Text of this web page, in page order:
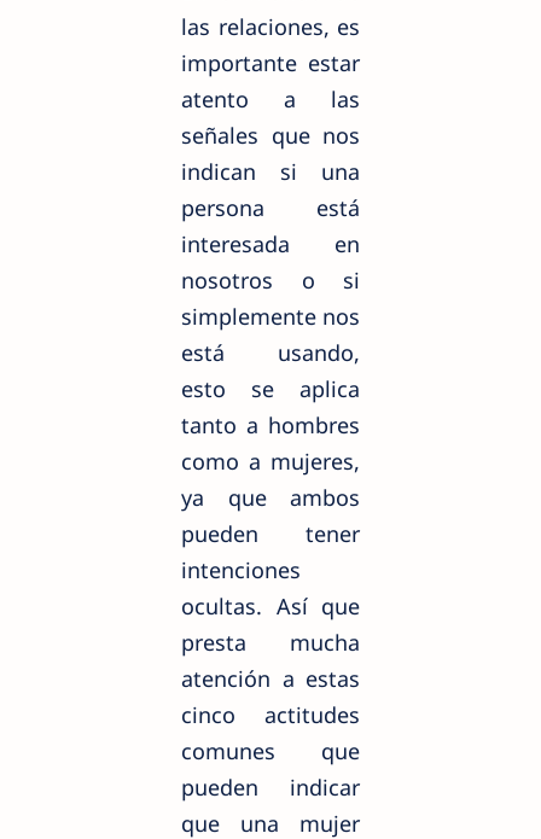
las relaciones, es
importante estar
atento a las
señales que nos
indican si una
persona está
interesada en
nosotros o si
simplemente nos
está usando,
esto se aplica
tanto a hombres
como a mujeres,
ya que ambos
pueden tener
intenciones
ocultas. Así que
presta mucha
atención a estas
cinco actitudes
comunes que
pueden indicar
que una mujer